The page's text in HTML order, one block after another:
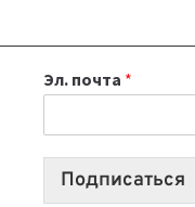
Эл. почта *
Подписаться